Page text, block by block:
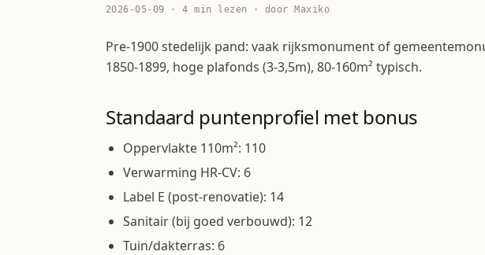
2026-05-09 · 4 min lezen · door Maxiko
Pre-1900 stedelijk pand: vaak rijksmonument of
1850-1899, hoge plafonds (3-3,5m), 80-160m² typisch.
Standaard puntenprofiel met bonus
Oppervlakte 110m²: 110
Verwarming HR-CV: 6
Label E (post-renovatie): 14
Sanitair (bij goed verbouwd): 12
Tuin/dakterras: 6